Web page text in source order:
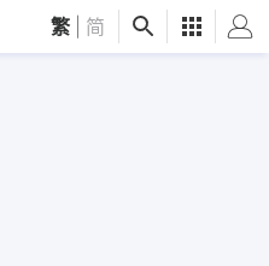
繁 简